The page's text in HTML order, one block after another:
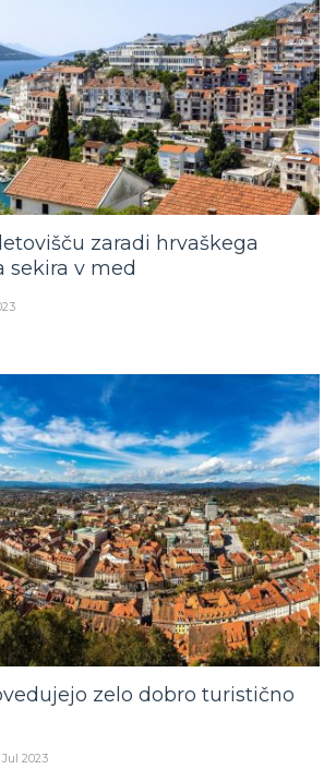
zaradi hrvaškega
sekira v med
zelo dobro turistično
Jul 2023